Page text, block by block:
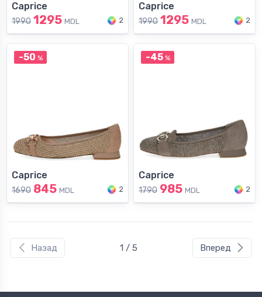
Caprice
1990 1295 MDL 2
Caprice
1990 1295 MDL 2
-50 %
Caprice
1690 845 MDL 2
-45%
Caprice
1790 985 MDL 2
Назад 1 / 5 Вперед